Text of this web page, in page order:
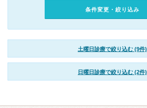
条件変更・絞り込み
土曜日診療で絞り込む (9件)
日曜日診療で絞り込む (2件)